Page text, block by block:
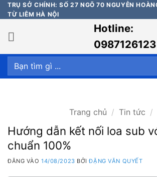
Bỏ
qua
nội
dung
TRỤ SỞ CHÍNH: SỐ 27 NGÕ 70 NGUYỄN
TỪ LIÊM HÀ NỘI
Hotline:
0987126123
Tìm
kiếm:
Trang chủ / Tin tức /
Hướng dẫn kết nối loa sub
chuẩn 100%
ĐĂNG VÀO14/08/2023 BỞIĐẶNG VĂN QUYẾT